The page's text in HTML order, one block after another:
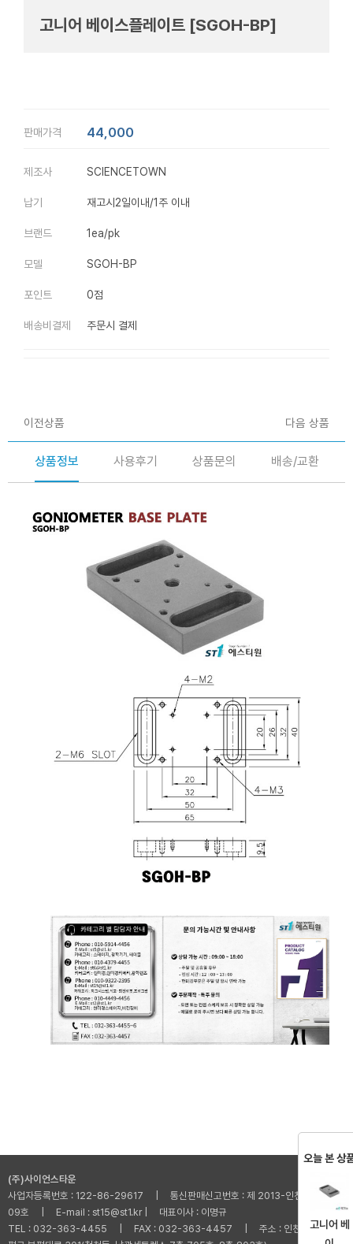
고니어 베이스플레이트 [SGOH-BP]
판매가격 44,000
제조사 SCIENCETOWN
납기 재고시2일이내/1주 이내
브랜드 1ea/pk
모델 SGOH-BP
포인트 0점
배송비결제 주문시 결제
이전상품 다음 상품
상품정보 사용후기 상품문의 배송/교환
(주)사이언스타운
사업자등록번호 : 122-86-29617 | 통신판매신고번호 : 제 2013-인천부평-001
09호 | E-mail : st15@st1.kr | 대표이사 : 이명규
TEL : 032-363-4455 | FAX : 032-363-4457 | 주소 : 인천광역시 부
오늘 본 상
고니어 베